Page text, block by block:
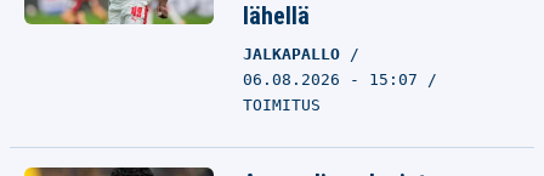
lähellä
JALKAPALLO
06.08.2026 - 15:07
TOIMITUS